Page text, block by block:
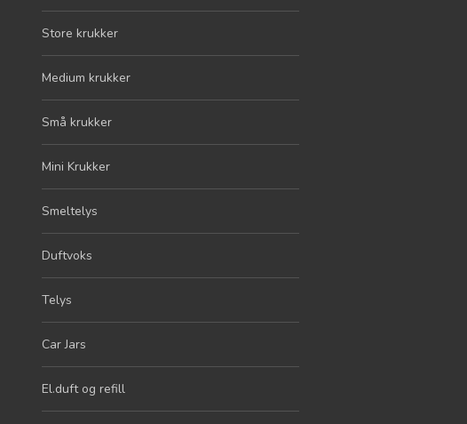
Store krukker
Medium krukker
Små krukker
Mini Krukker
Smeltelys
Duftvoks
Telys
Car Jars
El.duft og refill